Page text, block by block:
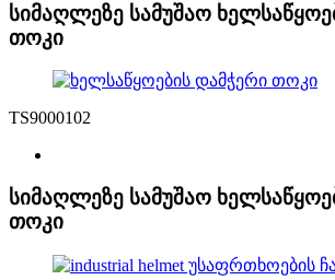
სიმაღლეზე სამუშაო
თოკი
TS9000102
სიმაღლეზე სამუშაო
თოკი